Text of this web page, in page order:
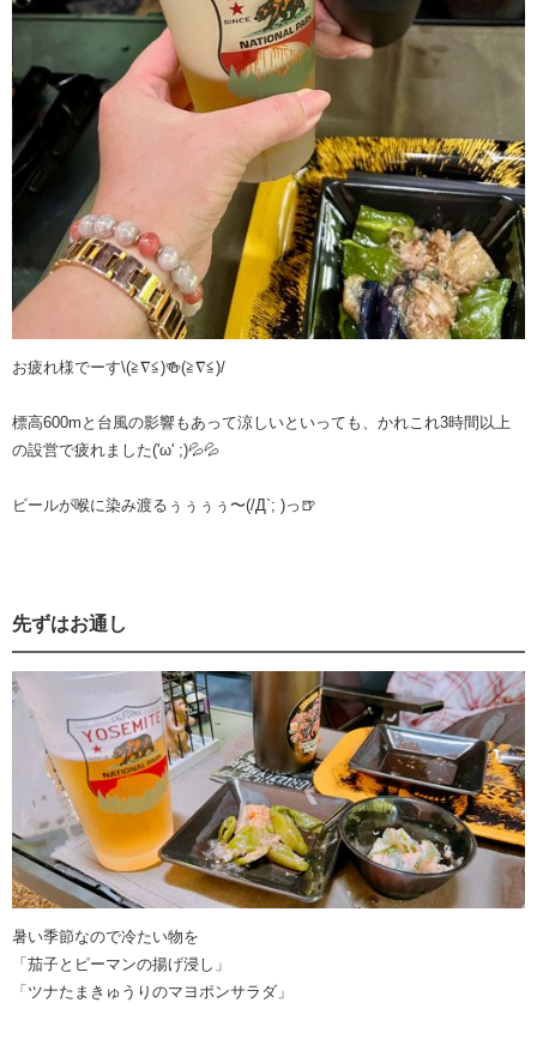
お疲れ様でーす\(≧∇≦)🍻(≧∇≦)/
標高600mと台風の影響もあって涼しいといっても、かれこれ3時間以上
の設営で疲れました('ω' ;)💦💦
ビールが喉に染み渡るぅぅぅぅ〜(/Д`; )っ🍺
先ずはお通し
暑い季節なので冷たい物を
「茄子とピーマンの揚げ浸し」
「ツナたまきゅうりのマヨポンサラダ」